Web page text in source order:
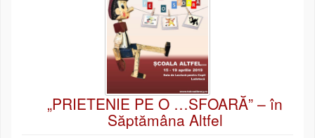
„PRIETENIE PE O …SFOARĂ” – în
Săptămâna Altfel